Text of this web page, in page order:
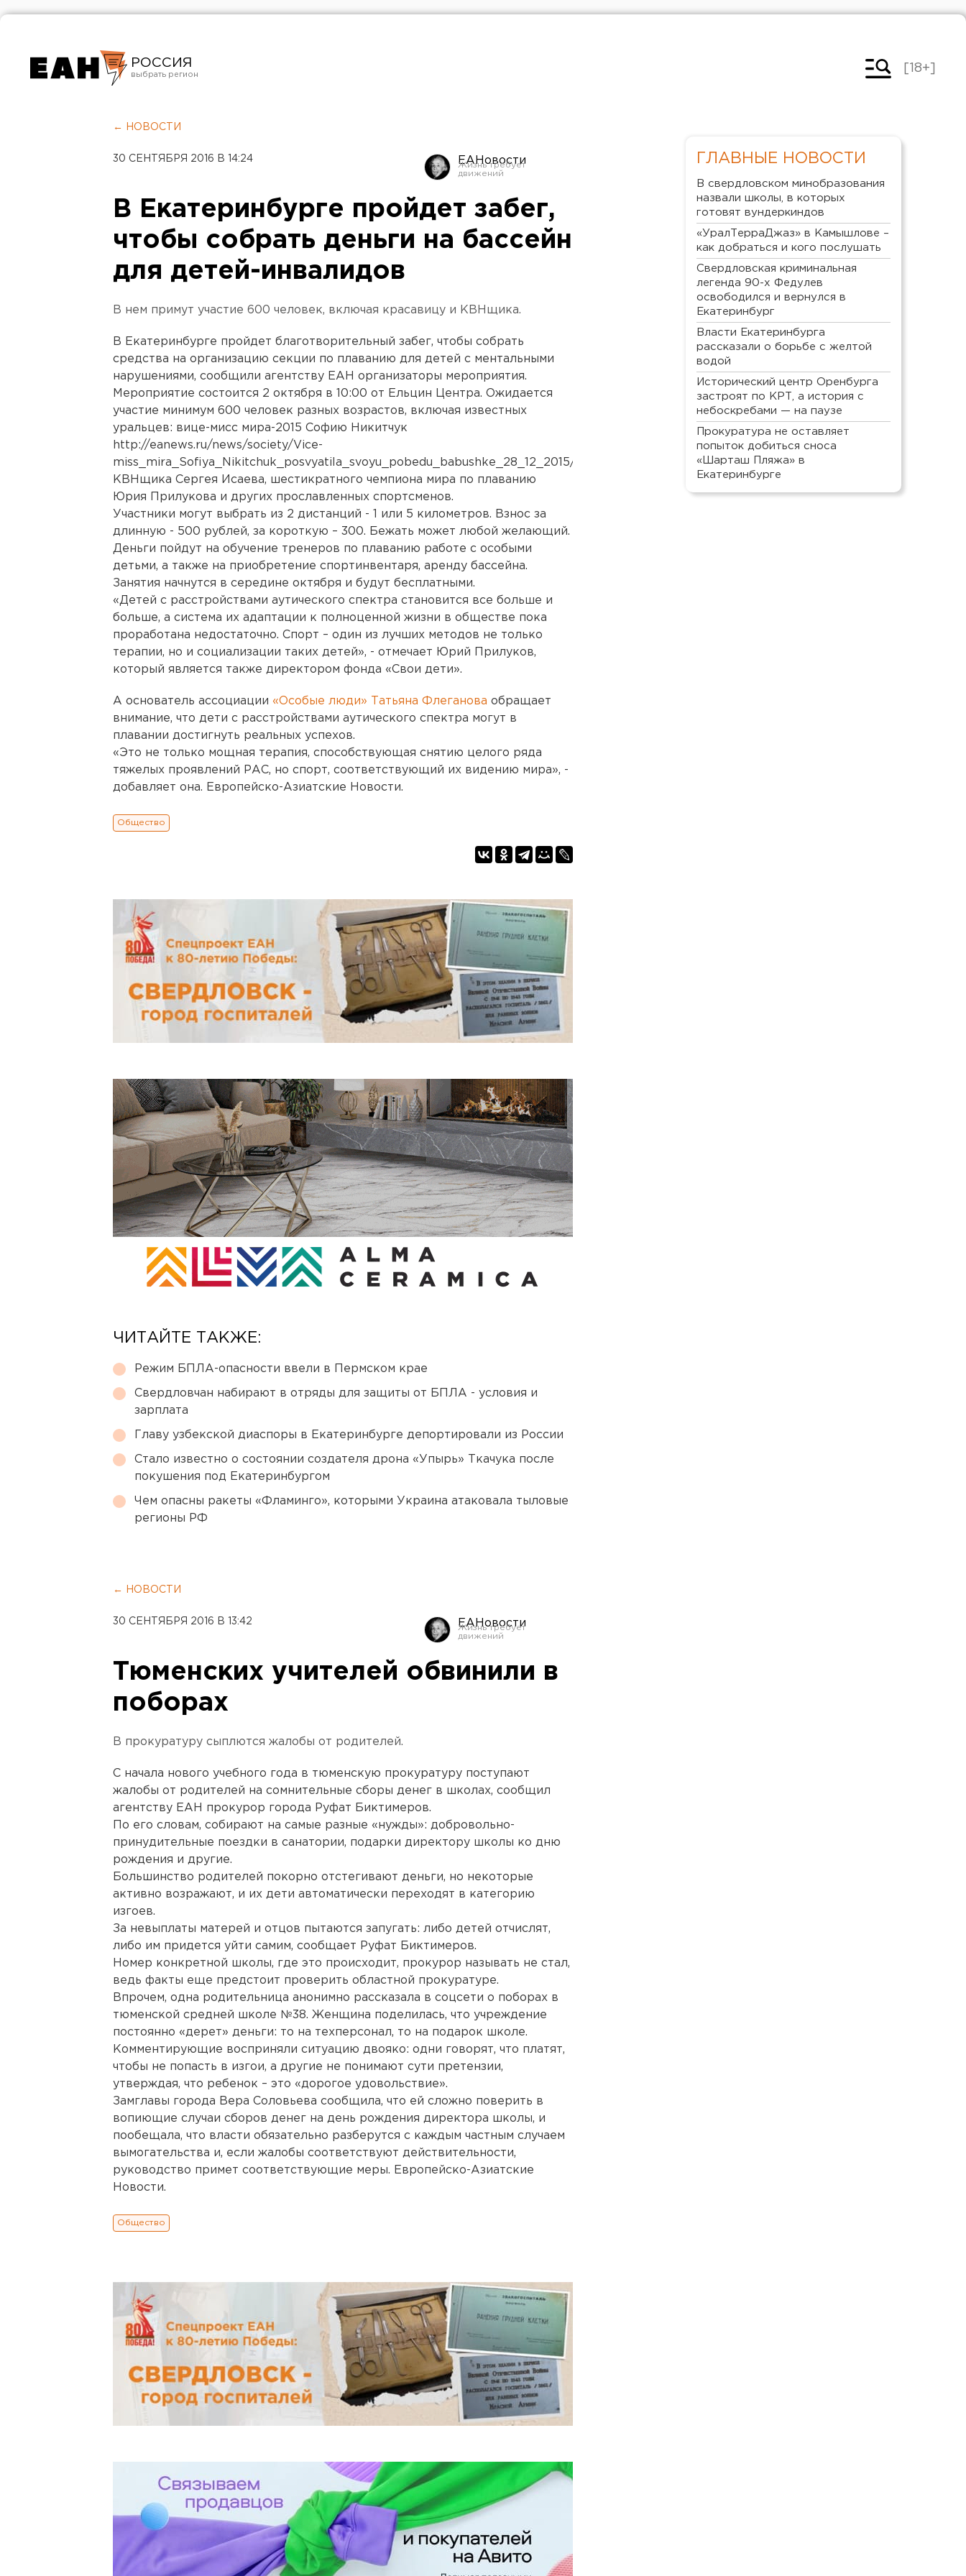
РОССИЯ
Челябинск
[18+]
← НОВОСТИ
30 СЕНТЯБРЯ 2016 В 14:24 ЕАНовости
В Екатеринбурге пройдет забег,
чтобы собрать деньги на бассейн
для детей-инвалидов
В нем примут участие 600 человек, включая красавицу и КВНщика.
В Екатеринбурге пройдет благотворительный забег, чтобы собрать
средства на организацию секции по плаванию для детей с ментальными
нарушениями, сообщили агентству ЕАН организаторы мероприятия.
Мероприятие состоится 2 октября в 10:00 от Ельцин Центра. Ожидается
участие минимум 600 человек разных возрастов, включая известных
уральцев: вице-мисс мира-2015 Софию Никитчук
http://eanews.ru/news/society/Vice-
miss_mira_Sofiya_Nikitchuk_posvyatila_svoyu_pobedu_babushke_28_12_2015/,
КВНщика Сергея Исаева, шестикратного чемпиона мира по плаванию
Юрия Прилукова и других прославленных спортсменов.
Участники могут выбрать из 2 дистанций - 1 или 5 километров. Взнос за
длинную - 500 рублей, за короткую – 300. Бежать может любой желающий.
Деньги пойдут на обучение тренеров по плаванию работе с особыми
детьми, а также на приобретение спортинвентаря, аренду бассейна.
Занятия начнутся в середине октября и будут бесплатными.
«Детей с расстройствами аутического спектра становится все больше и
больше, а система их адаптации к полноценной жизни в обществе пока
проработана недостаточно. Спорт – один из лучших методов не только
терапии, но и социализации таких детей», - отмечает Юрий Прилуков,
который является также директором фонда «Свои дети».
А основатель ассоциации «Особые люди» Татьяна Флеганова обращает
внимание, что дети с расстройствами аутического спектра могут в
плавании достигнуть реальных успехов.
«Это не только мощная терапия, способствующая снятию целого ряда
тяжелых проявлений РАС, но спорт, соответствующий их видению мира», -
добавляет она. Европейско-Азиатские Новости.
Общество
ЧИТАЙТЕ ТАКЖЕ:
Режим БПЛА-опасности ввели в Пермском крае
Свердловчан набирают в отряды для защиты от БПЛА - условия и
зарплата
Главу узбекской диаспоры в Екатеринбурге депортировали из России
Стало известно о состоянии создателя дрона «Упырь» Ткачука после
покушения под Екатеринбургом
Чем опасны ракеты «Фламинго», которыми Украина атаковала тыловые
регионы РФ
← НОВОСТИ
30 СЕНТЯБРЯ 2016 В 13:42 ЕАНовости
Тюменских учителей обвинили в
поборах
В прокуратуру сыплются жалобы от родителей.
С начала нового учебного года в тюменскую прокуратуру поступают
жалобы от родителей на сомнительные сборы денег в школах, сообщил
агентству ЕАН прокурор города Руфат Биктимеров.
По его словам, собирают на самые разные «нужды»: добровольно-
принудительные поездки в санатории, подарки директору школы ко дню
рождения и другие.
Большинство родителей покорно отстегивают деньги, но некоторые
активно возражают, и их дети автоматически переходят в категорию
изгоев.
За невыплаты матерей и отцов пытаются запугать: либо детей отчислят,
либо им придется уйти самим, сообщает Руфат Биктимеров.
Номер конкретной школы, где это происходит, прокурор называть не стал,
ведь факты еще предстоит проверить областной прокуратуре.
Впрочем, одна родительница анонимно рассказала в соцсети о поборах в
тюменской средней школе №38. Женщина поделилась, что учреждение
постоянно «дерет» деньги: то на техперсонал, то на подарок школе.
Комментирующие восприняли ситуацию двояко: одни говорят, что платят,
чтобы не попасть в изгои, а другие не понимают сути претензии,
утверждая, что ребенок – это «дорогое удовольствие».
Замглавы города Вера Соловьева сообщила, что ей сложно поверить в
вопиющие случаи сборов денег на день рождения директора школы, и
пообещала, что власти обязательно разберутся с каждым частным случаем
вымогательства и, если жалобы соответствуют действительности,
руководство примет соответствующие меры. Европейско-Азиатские
Новости.
Общество
ГЛАВНЫЕ НОВОСТИ
В свердловском минобразования
назвали школы, в которых
готовят вундеркиндов
«УралТерраДжаз» в Камышлове –
как добраться и кого послушать
Свердловская криминальная
легенда 90-х Федулев
освободился и вернулся в
Екатеринбург
Власти Екатеринбурга
рассказали о борьбе с желтой
водой
Исторический центр Оренбурга
застроят по КРТ, а история с
небоскребами — на паузе
Прокуратура не оставляет
попыток добиться сноса
«Шарташ Пляжа» в
Екатеринбурге